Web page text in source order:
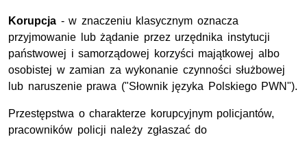
Korupcja - w znaczeniu klasycznym oznacza
przyjmowanie lub żądanie przez urzędnika instytucji
państwowej i samorządowej korzyści majątkowej albo
osobistej w zamian za wykonanie czynności służbowej
lub naruszenie prawa ("Słownik języka Polskiego PWN").
Przestępstwa o charakterze korupcyjnym policjantów,
pracowników policji należy zgłaszać do